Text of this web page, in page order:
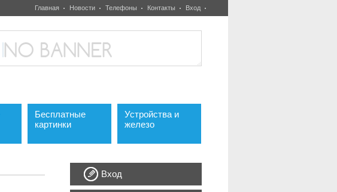
Главная Новости Телефоны Контакты Вход
Бесплатные
картинки
Устройства и
железо
Вход